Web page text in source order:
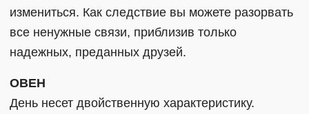
измениться. Как следствие вы можете разорвать
все ненужные связи, приблизив только
надежных, преданных друзей.
ОВЕН
День несет двойственную характеристику.